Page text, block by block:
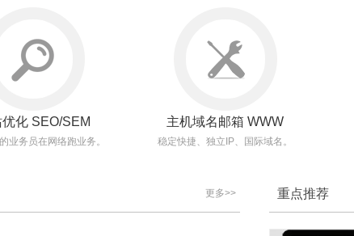
优化 SEO/SEM
业务员在网络跑业务。
主机域名邮箱 WWW
稳定快捷、独立IP、国际域名。
更多>> 重点推荐